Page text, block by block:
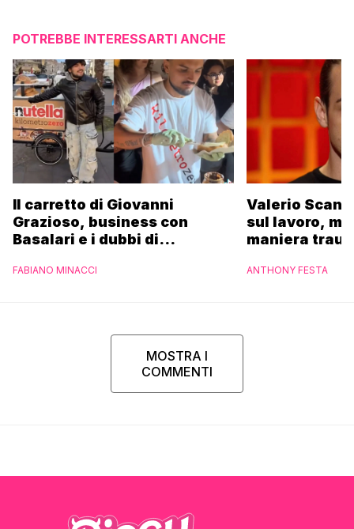
POTREBBE INTERESSARTI ANCHE
Il carretto di Giovanni
Grazioso, business con
Basalari e i dubbi di
Ferrero”
FABIANO MINACCI
Valerio
sul lavoro,
maniera
ANTHONY FESTA
MOSTRA I
COMMENTI